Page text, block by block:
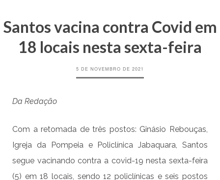
Santos vacina contra Covid em
18 locais nesta sexta-feira
5 DE NOVEMBRO DE 2021
Da Redação
Com a retomada de três postos: Ginásio Rebouças,
Igreja da Pompeia e Policlínica Jabaquara, Santos
segue vacinando contra a covid-19 nesta sexta-feira
(5) em 18 locais, sendo 12 policlínicas e seis postos